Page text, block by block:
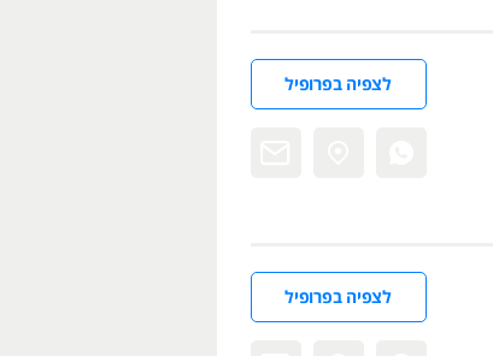
לצפיה בפרופיל
לצפיה בפרופיל